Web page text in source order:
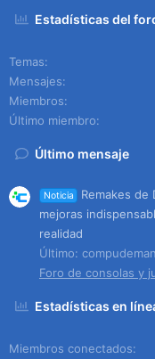
Estadísticas del
Temas
Mensajes
Miembros
Último miembro
Último mensaje
Noticia
Remakes de
mejoras
realidad
Último:
Foro de consolas y
Estadísticas en
Miembros conectados